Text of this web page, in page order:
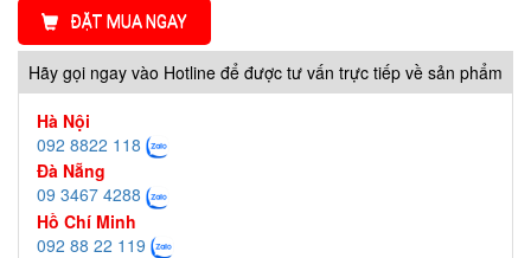
ĐẶT MUA NGAY
Hãy gọi ngay vào Hotline để được tư vấn trực tiếp về sản phẩm
Hà Nội
092 8822 118
Đà Nẵng
09 3467 4288
Hồ Chí Minh
092 88 22 119